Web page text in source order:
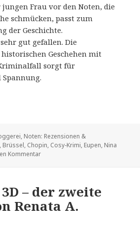
jungen Frau vor den Noten, die
schmücken, passt zum
der Geschichte.
gut gefallen. Die
Geschehen mit
sorgt für
, Noten: Rezensionen &
, Brüssel, Chopin, Cosy-Krimi, Eupen, Nina
Kommentarzu Suche nach Chopins Noten
– der zweite
Renata A.